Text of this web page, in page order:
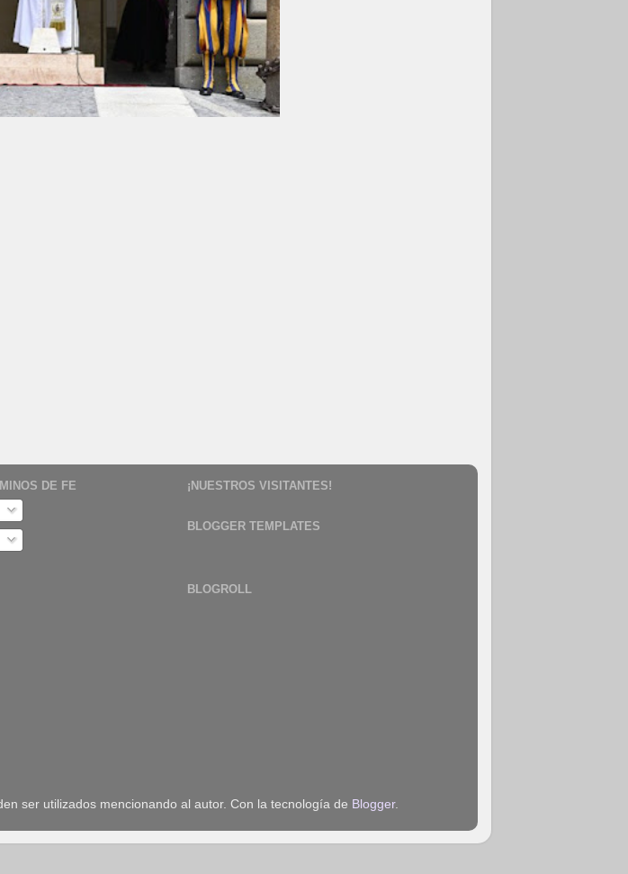
DE FE
¡NUESTROS VISITANTES!
BLOGGER TEMPLATES
BLOGROLL
ser utilizados mencionando al autor. Con la tecnología de Blogger.